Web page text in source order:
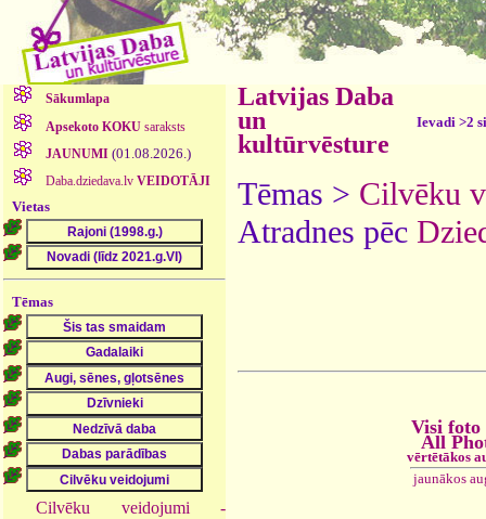
Sākumlapa
Apsekoto KOKUsaraksts
JAUNUMI (01.08.2026.)
Daba.dziedava.lv VEIDOTĀJI
Vietas
Tēmas
Cilvēku veidojumi -
Latvijas Daba
un
kultūrvēsture
Ievadi >2
Tēmas > Cilvēku
Atradnes pēc
Visi foto
All
vērtētākos
jaunākos